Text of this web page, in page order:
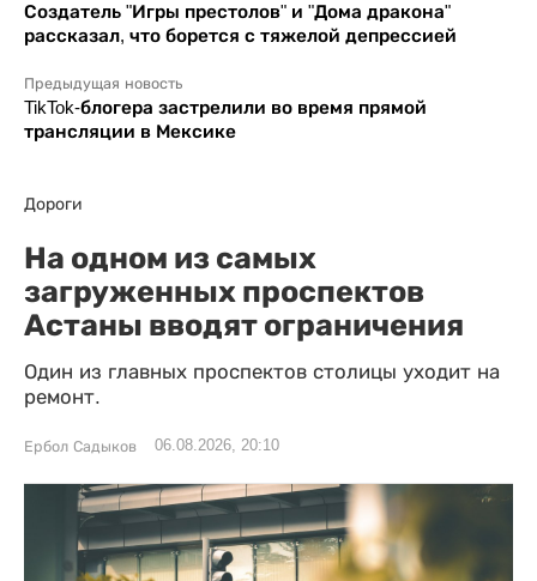
Создатель "Игры престолов" и "Дома дракона"
рассказал, что борется с тяжелой депрессией
Предыдущая новость
TikTok-блогера застрелили во время прямой
трансляции в Мексике
Дороги
На одном из самых
загруженных проспектов
Астаны вводят ограничения
Один из главных проспектов столицы уходит на
ремонт.
Ербол Садыков 06.08.2026, 20:10